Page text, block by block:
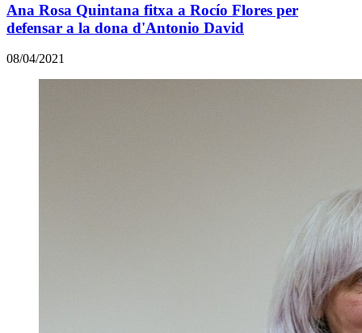
Ana Rosa Quintana fitxa a Rocío Flores per
defensar a la dona d'Antonio David
08/04/2021